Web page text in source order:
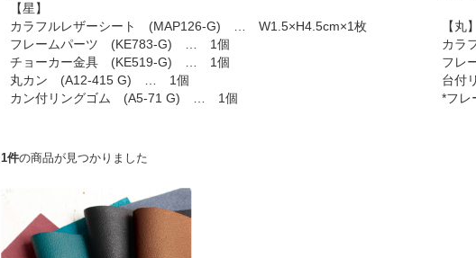
【星】
カラフルレザーシート (MAP126-G) … W1.5×H4.5cm×1枚
フレームパーツ (KE783-G) … 1個
チョーカー金具 (KE519-G) … 1個
丸カン (A12-415 G) … 1個
カン付リングゴム (A5-71 G) … 1個
【丸】
カラ
フレ
台付
*フレ
1件の商品が見つかりました